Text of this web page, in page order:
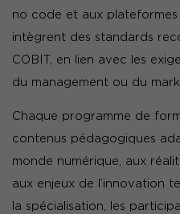
no code et aux plateformes
intègrent des standards
COBIT, en lien avec les
du management ou du
Chaque programme de
contenus pédagogiques
monde numérique, aux
aux enjeux de l’innovation
la spécialisation, les